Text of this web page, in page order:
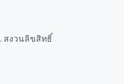
สงวนลิขสิทธิ์